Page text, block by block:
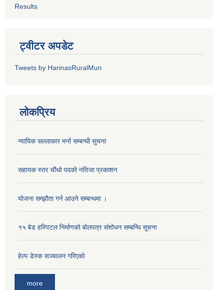
Results
ट्वीटर अपडेट
Tweets by HarinasRuralMun
लोकप्रिय
न्यायिक सल्लाकार भर्ना सम्बन्धी सुचना
सहायक स्तर चौंथो पदको नतिजा प्रकाशन
योजना सम्झौता गर्न आउने सम्बन्धमा ।
१५ बेड हस्पिटल निर्माणको बोलपत्र संशोधन सम्बन्धि सूचना
हेल्प डेस्क सञ्‍चालन गरिएको
more